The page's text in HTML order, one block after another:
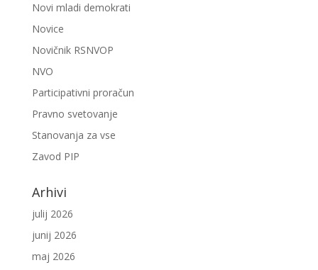
Novi mladi demokrati
Novice
Novičnik RSNVOP
NVO
Participativni proračun
Pravno svetovanje
Stanovanja za vse
Zavod PIP
Arhivi
julij 2026
junij 2026
maj 2026